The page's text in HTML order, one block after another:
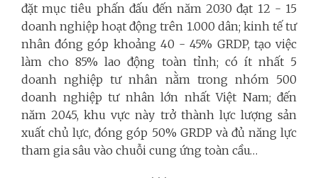
đặt mục tiêu phấn đấu đến năm 2030 đạt 12 - 15
doanh nghiệp hoạt động trên 1.000 dân; kinh tế tư
nhân đóng góp khoảng 40 - 45% GRDP, tạo việc
làm cho 85% lao động toàn tỉnh; có ít nhất 5
doanh nghiệp tư nhân nằm trong nhóm 500
doanh nghiệp tư nhân lớn nhất Việt Nam; đến
năm 2045, khu vực này trở thành lực lượng sản
xuất chủ lực, đóng góp 50% GRDP và đủ năng lực
tham gia sâu vào chuỗi cung ứng toàn cầu…